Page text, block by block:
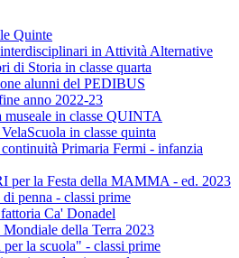
Quinte
in Attività Alternative
di Storia in classe quarta
alunni del PEDIBUS
anno 2022-23
museale in classe QUINTA
in classe quinta
Primaria Fermi - infanzia
per la Festa della MAMMA - ed. 2023
penna - classi prime
Ca' Donadel
Mondiale della Terra 2023
per la scuola" - classi prime